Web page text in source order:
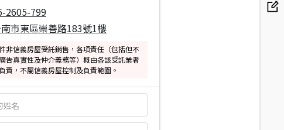
2605-799
市東區崇善路183號1樓
非信義房屋受託銷售，各項責任（包括但不
告真實性及仲介義務等）概由各該受託業者
責，不屬信義房屋控制及負責範圍。